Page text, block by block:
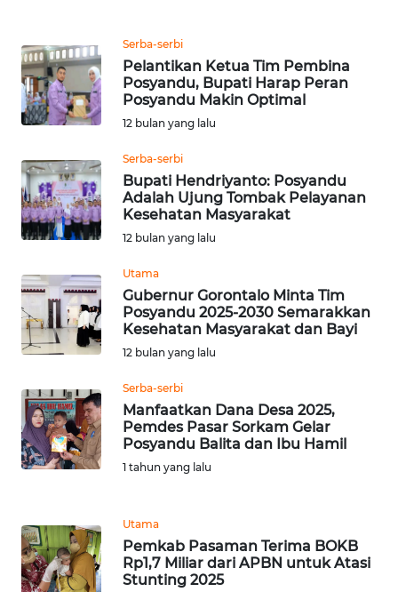
Serba-serbi
Pelantikan Ketua Tim Pembina
Posyandu, Bupati Harap Peran
Posyandu Makin Optimal
12 bulan yang lalu
Serba-serbi
Bupati Hendriyanto: Posyandu
Adalah Ujung Tombak Pelayanan
Kesehatan Masyarakat
12 bulan yang lalu
Utama
Gubernur Gorontalo Minta Tim
Posyandu 2025-2030 Semarakkan
Kesehatan Masyarakat dan Bayi
12 bulan yang lalu
Serba-serbi
Manfaatkan Dana Desa 2025,
Pemdes Pasar Sorkam Gelar
Posyandu Balita dan Ibu Hamil
1 tahun yang lalu
Utama
Pemkab Pasaman Terima BOKB
Rp1,7 Miliar dari APBN untuk Atasi
Stunting 2025
NTB
WN
SULTENG
WN
SULBAR
WN
WN
SUMBAR
SUMSEL
WN
BENGKULU
WN
JATENG